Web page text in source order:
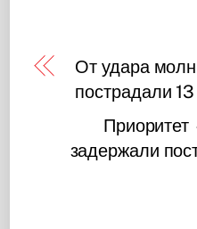
От удара
пострадали
задержали